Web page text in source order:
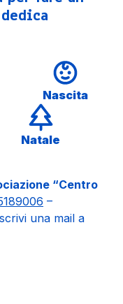
Nascita
Natale
“Centro
–
scrivi una mail a